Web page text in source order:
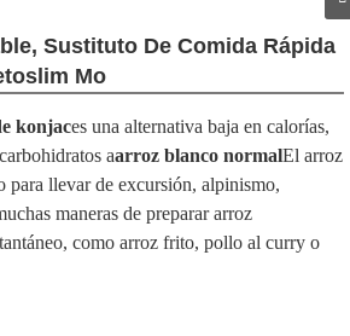
Sustituto De Comida Rápida
Mo
konjaces una alternativa baja en calorías,
aarroz blanco normalEl arroz
para llevar de excursión, alpinismo,
maneras de preparar arroz
como arroz frito, pollo al curry o